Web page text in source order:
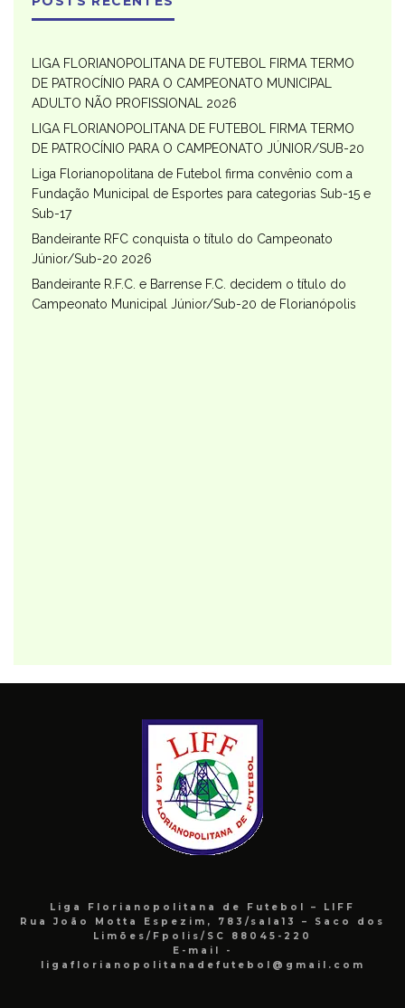
LIGA FLORIANOPOLITANA DE FUTEBOL FIRMA TERMO
DE PATROCÍNIO PARA O CAMPEONATO MUNICIPAL
ADULTO NÃO PROFISSIONAL 2026
LIGA FLORIANOPOLITANA DE FUTEBOL FIRMA TERMO
DE PATROCÍNIO PARA O CAMPEONATO JÚNIOR/SUB-20
Liga Florianopolitana de Futebol firma convênio com a
Fundação Municipal de Esportes para categorias Sub-15 e
Sub-17
Bandeirante RFC conquista o título do Campeonato
Júnior/Sub-20 2026
Bandeirante R.F.C. e Barrense F.C. decidem o título do
Campeonato Municipal Júnior/Sub-20 de Florianópolis
Liga Florianopolitana de Futebol – LIFF
Rua João Motta Espezim, 783/sala13 – Saco dos
Limões/Fpolis/SC 88045-220
E-mail -
ligaflorianopolitanadefutebol@gmail.com